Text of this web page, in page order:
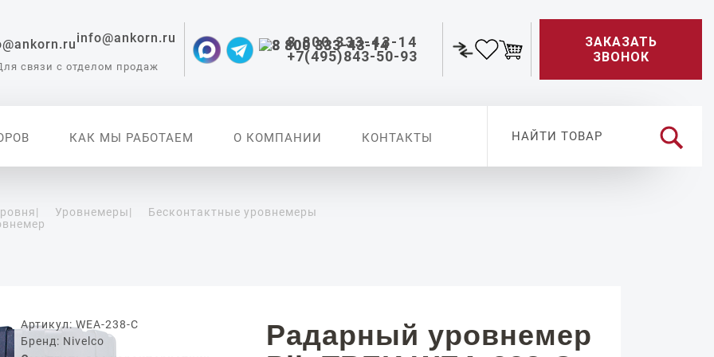
info@ankorn.ru
связи с отделом продаж
8 800 333-43-14
+7(495)843-50-93
ЗАКАЗАТЬ
ЗВОНОК
КАК МЫ РАБОТАЕМ О КОМПАНИИ КОНТАКТЫ
для
| Уровнемеры|
Бесконтактные уровнемеры
Артикул: WEA-238-C
Бренд: Nivelco
Радарный уровнемер